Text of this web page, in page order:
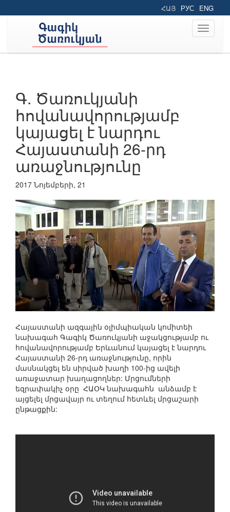
ՀԱՅ РУС ENG
Toggle
Գ. Ծառուկյանի
հովանավորությամբ
կայացել է նարդու
Հայաստանի 26-րդ
առաջնությունը
2017 Նոյեմբերի, 21
Հայաստանի ազգային օլիմպիական կոմիտեի
նախագահ Գագիկ Ծառուկյանի աջակցությամբ ու
հովանավորությամբ Երևանում կայացել է նարդու
Հայաստանի 26-րդ առաջնությունը, որին
մասնակցել են սիրված խաղի 100-ից ավելի
առաջատար խաղացողներ: Մրցումների
եզրափակիչ օրը ՀԱՕԿ նախագահն անձամբ է
այցելել մրցավայր ու տեղում հետևել մրցաշարի
ընթացքին: